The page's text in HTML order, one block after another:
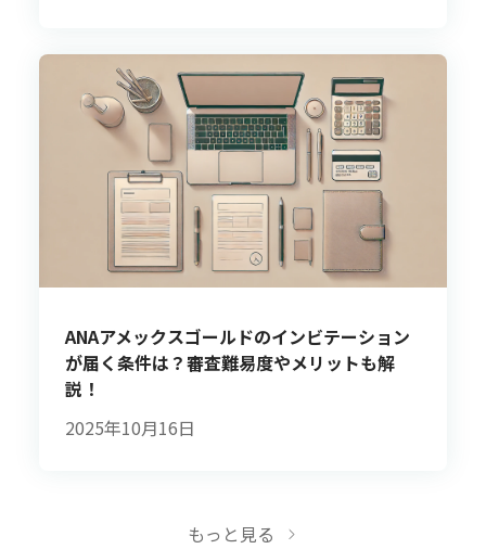
ANAアメックスゴールドのインビテーション
が届く条件は？審査難易度やメリットも解
説！
2025年10月16日
もっと見る